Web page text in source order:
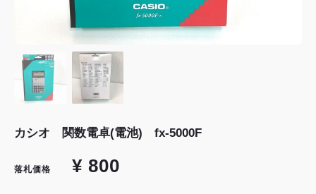
カシオ 関数電卓(電池) fx-5000F
落札価格 ¥ 800